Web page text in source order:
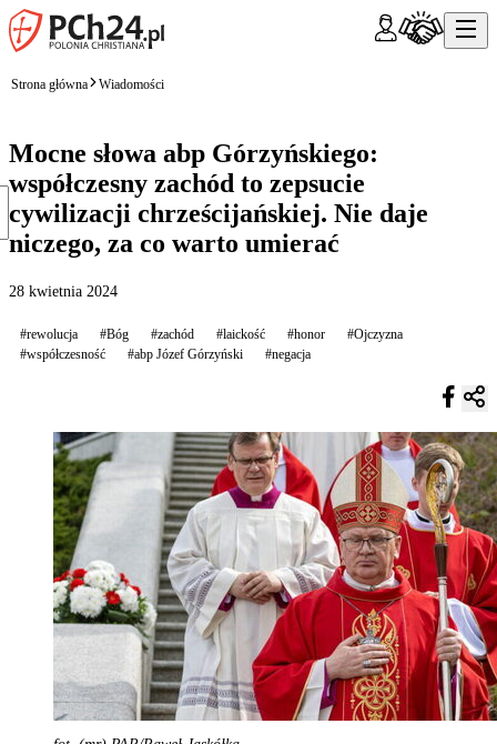
Strona główna Wiadomości
Mocne słowa abp Górzyńskiego:
współczesny zachód to zepsucie
cywilizacji chrześcijańskiej. Nie daje
niczego, za co warto umierać
28 kwietnia 2024
#rewolucja #Bóg #zachód #laickość #honor
#Ojczyzna
#współczesność
#abp Józef Górzyński #negacja